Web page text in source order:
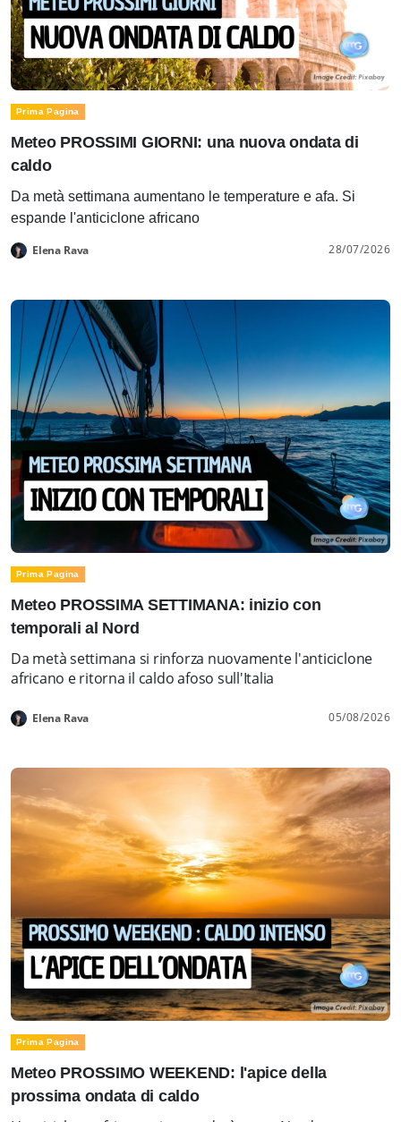
Prima Pagina
Meteo PROSSIMI GIORNI: una nuova ondata di
caldo
Da metà settimana aumentano le temperature e afa. Si
espande l'anticiclone africano
Elena Rava 28/07/2026
Prima Pagina
Meteo PROSSIMA SETTIMANA: inizio con
temporali al Nord
Da metà settimana si rinforza nuovamente l'anticiclone
africano e ritorna il caldo afoso sull'Italia
Elena Rava 05/08/2026
Prima Pagina
Meteo PROSSIMO WEEKEND: l'apice della
prossima ondata di caldo